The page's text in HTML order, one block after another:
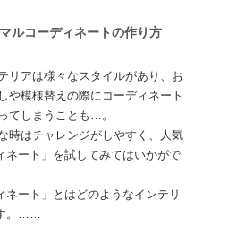
ルコーディネートの作り方
リアは様々なスタイルがあり、お
や模様替えの際にコーディネート
てしまうことも…。
時はチャレンジがしやすく、人気
ネート」を試してみてはいかがで
ネート」とはどのようなインテリ
。……